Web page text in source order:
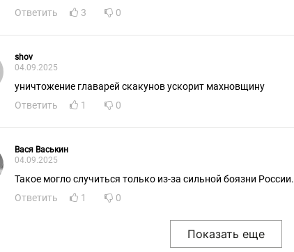
Ответить
3 0
shov
04.09.2025
уничтожение главарей скакунов ускорит махновщину
Ответить
1 0
Вася Васькин
04.09.2025
Такое могло случиться только из-за сильной боязни России.
Ответить
1 0